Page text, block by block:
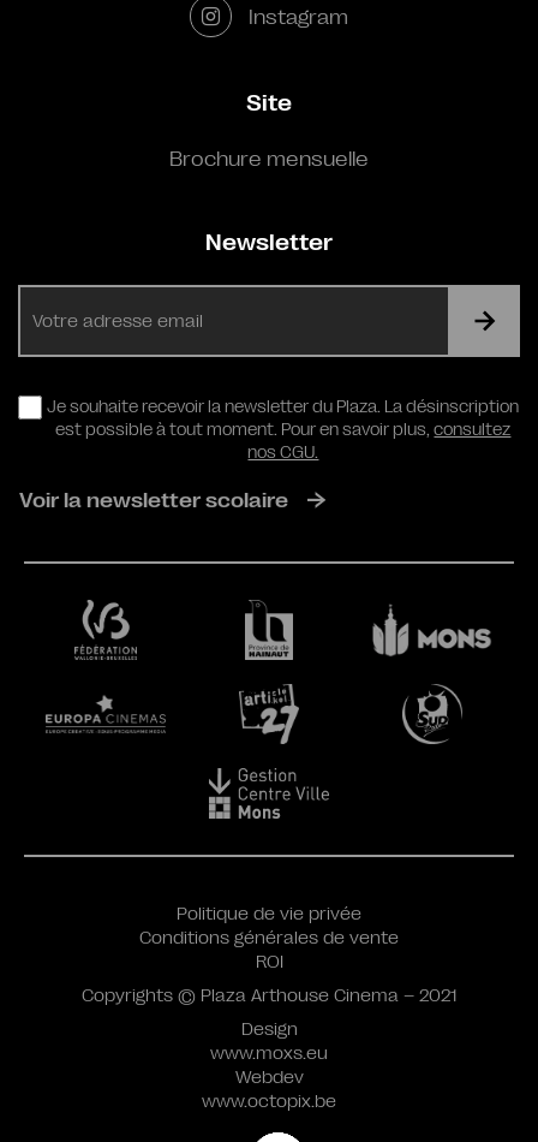
Instagram
Site
Brochure mensuelle
Newsletter
RGPD
Je souhaite recevoir la newsletter du Plaza. La désinscription
est possible à tout moment. Pour en savoir plus,consultez
nos CGU.
Voir la newsletter scolaire
Design
www.moxs.eu
Webdev
www.octopix.be
Politique de vie privée
Conditions générales de vente
ROI
Copyrights © Plaza Arthouse Cinema – 2021